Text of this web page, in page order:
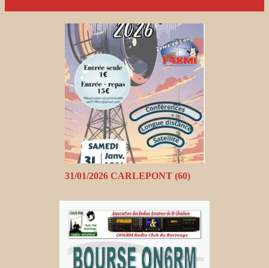
31/01/2026 CARLEPONT (60)